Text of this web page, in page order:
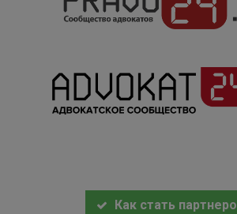
Как стать